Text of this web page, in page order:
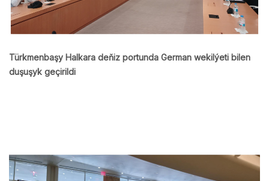
Türkmenbaşy Halkara deňiz portunda German wekilýeti bilen
duşuşyk geçirildi